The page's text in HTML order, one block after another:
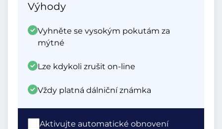
Výhody
Vyhněte se vysokým pokutám za
mýtné
Lze kdykoli zrušit on-line
Vždy platná dálniční známka
Aktivujte automatické obnovení